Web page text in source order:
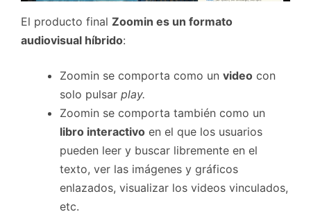
El producto final Zoomin es un formato
audiovisual híbrido:
Zoomin se comporta como un video con
solo pulsar play.
Zoomin se comporta también como un
libro interactivo en el que los usuarios
pueden leer y buscar libremente en el
texto, ver las imágenes y gráficos
enlazados, visualizar los videos vinculados,
etc.